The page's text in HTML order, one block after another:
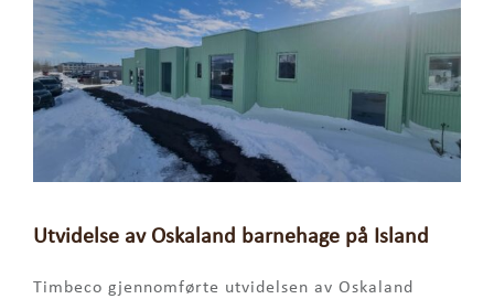
Utvidelse av Oskaland barnehage på Island
Timbeco gjennomførte utvidelsen av Oskaland